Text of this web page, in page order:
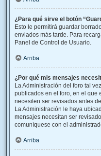
¿Para qué sirve el botón
Esto le permitirá guardar
enviados más tarde. Para
Panel de Control de Usuario.
Arriba
¿Por qué mis mensajes
La Administración del foro tal
publicados en el foro, en el que
necesiten ser revisados antes
La Administración le haya
mensajes necesitan ser
comuníquese con el
Arriba